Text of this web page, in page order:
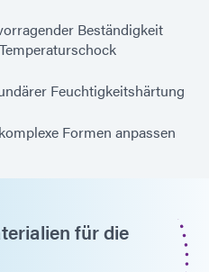
Beständigkeit
Feuchtigkeitshärtung
Formen anpassen
für die